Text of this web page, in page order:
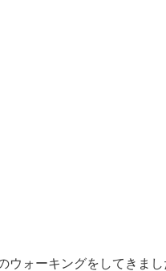
ウォーキングをしてきまし